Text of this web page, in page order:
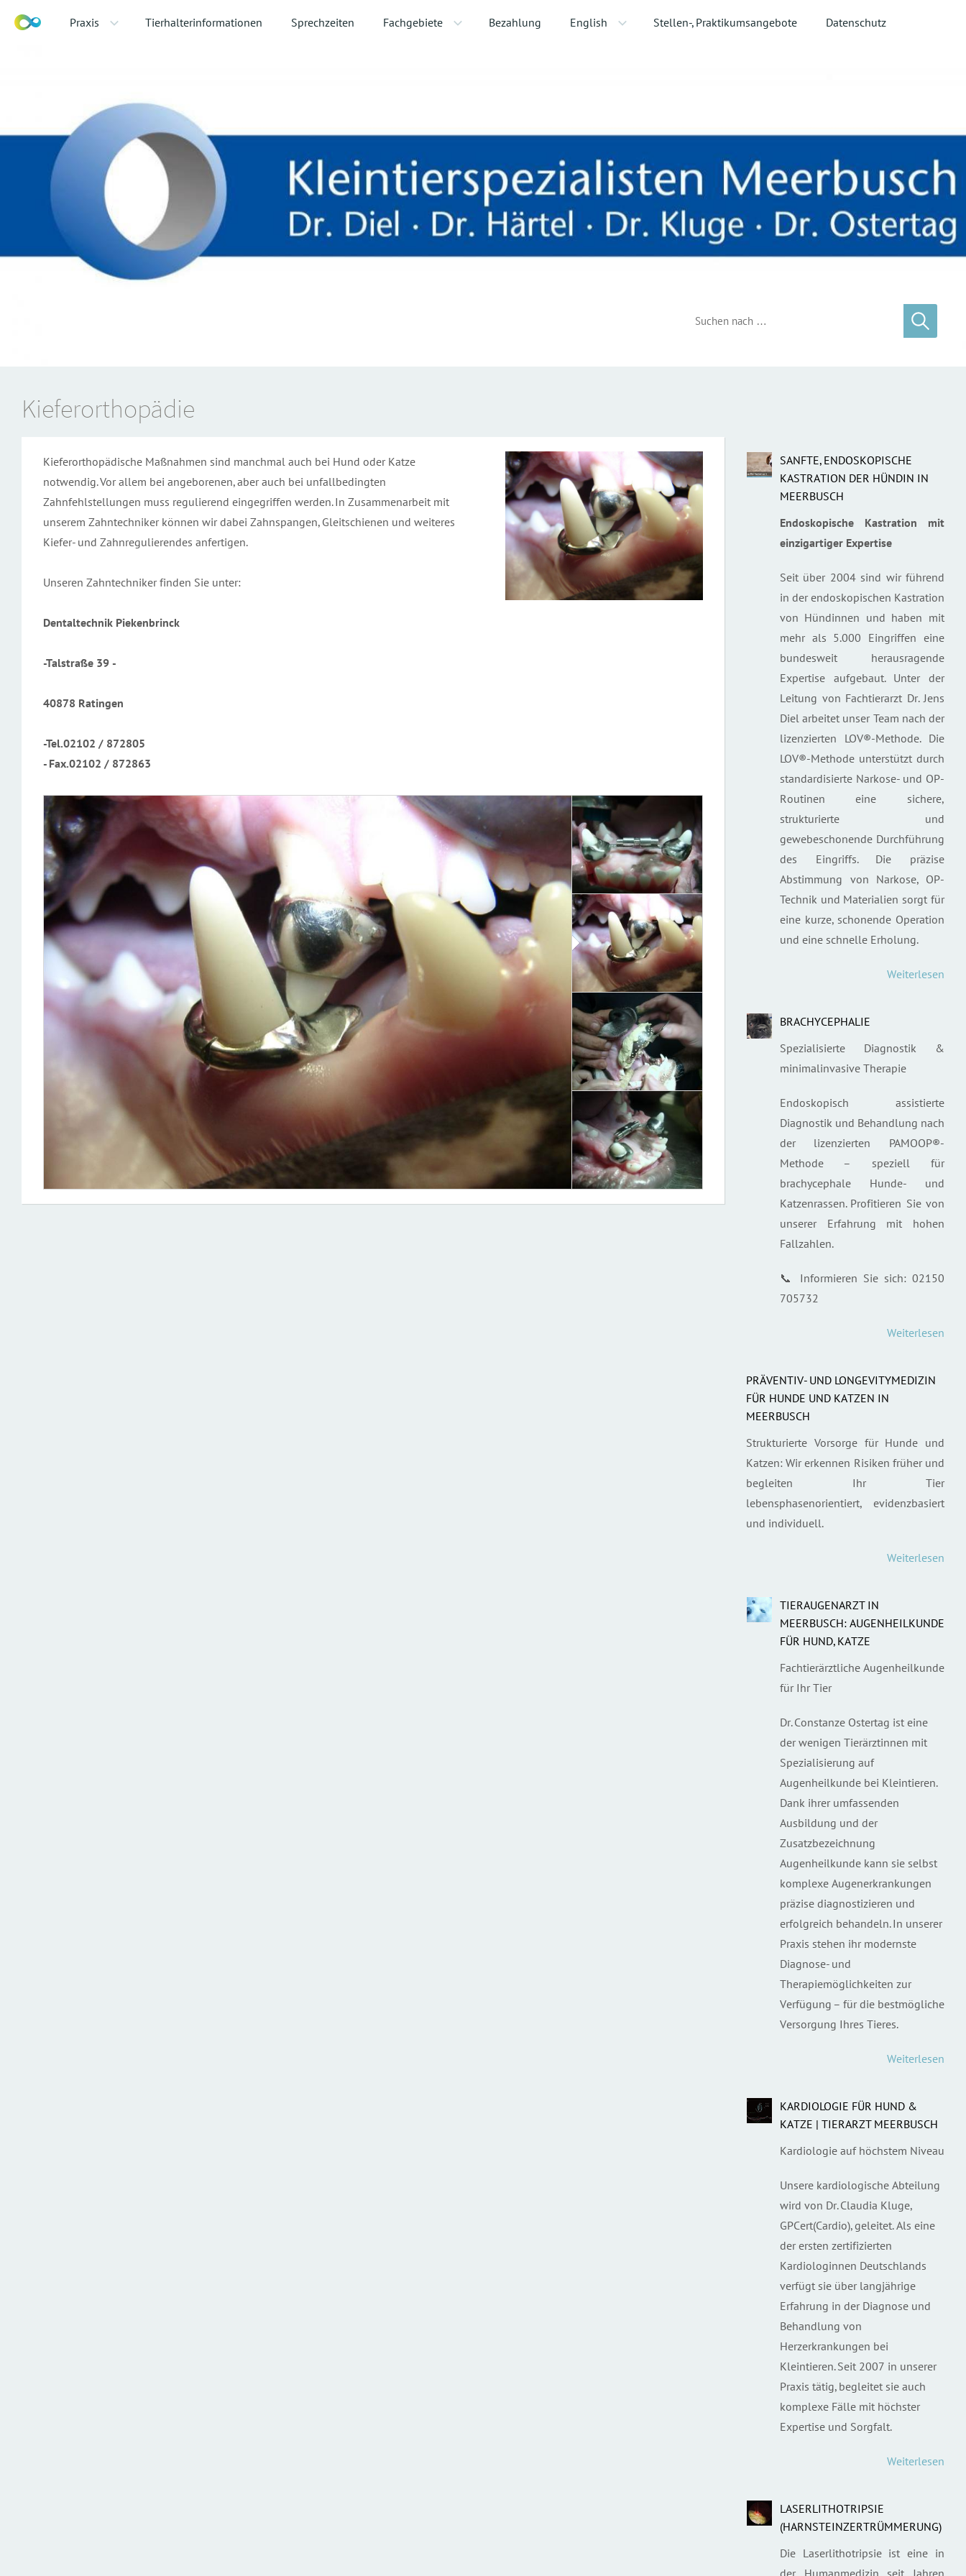
Praxis Tierhalterinformationen Sprechzeiten Fachgebiete Bezahlung English Stellen-, Praktikumsangebote Datenschutz
Kieferorthopädie
Kieferorthopädische Maßnahmen sind manchmal auch bei Hund oder Katze
notwendig. Vor allem bei angeborenen, aber auch bei unfallbedingten
Zahnfehlstellungen muss regulierend eingegriffen werden. In Zusammenarbeit mit
unserem Zahntechniker können wir dabei Zahnspangen, Gleitschienen und weiteres
Kiefer- und Zahnregulierendes anfertigen.
Unseren Zahntechniker finden Sie unter:
Dentaltechnik Piekenbrinck
-Talstraße 39 -
40878 Ratingen
-Tel.02102 / 872805
- Fax.02102 / 872863
SANFTE, ENDOSKOPISCHE
KASTRATION DER HÜNDIN IN
MEERBUSCH
Endoskopische Kastration mit
einzigartiger Expertise
Seit über 2004 sind wir führend
in der endoskopischen Kastration
von Hündinnen und haben mit
mehr als 5.000 Eingriffen eine
bundesweit herausragende
Expertise aufgebaut. Unter der
Leitung von Fachtierarzt Dr. Jens
Diel arbeitet unser Team nach der
lizenzierten LOV®-Methode. Die
LOV®-Methode unterstützt durch
standardisierte Narkose- und OP-
Routinen eine sichere,
strukturierte und
gewebeschonende Durchführung
des Eingriffs. Die präzise
Abstimmung von Narkose, OP-
Technik und Materialien sorgt für
eine kurze, schonende Operation
und eine schnelle Erholung.
Weiterlesen
BRACHYCEPHALIE
Spezialisierte Diagnostik &
minimalinvasive Therapie
Endoskopisch assistierte
Diagnostik und Behandlung nach
der lizenzierten PAMOOP®-
Methode – speziell für
brachycephale Hunde- und
Katzenrassen. Profitieren Sie von
unserer Erfahrung mit hohen
Fallzahlen.
📞 Informieren Sie sich: 02150
705732
Weiterlesen
PRÄVENTIV- UND LONGEVITYMEDIZIN
FÜR HUNDE UND KATZEN IN
MEERBUSCH
Strukturierte Vorsorge für Hunde und
Katzen: Wir erkennen Risiken früher und
begleiten Ihr Tier
lebensphasenorientiert, evidenzbasiert
und individuell.
Weiterlesen
TIERAUGENARZT IN
MEERBUSCH: AUGENHEILKUNDE
FÜR HUND, KATZE
Fachtierärztliche Augenheilkunde
für Ihr Tier
Dr. Constanze Ostertag ist eine
der wenigen Tierärztinnen mit
Spezialisierung auf
Augenheilkunde bei Kleintieren.
Dank ihrer umfassenden
Ausbildung und der
Zusatzbezeichnung
Augenheilkunde kann sie selbst
komplexe Augenerkrankungen
präzise diagnostizieren und
erfolgreich behandeln. In unserer
Praxis stehen ihr modernste
Diagnose- und
Therapiemöglichkeiten zur
Verfügung – für die bestmögliche
Versorgung Ihres Tieres.
Weiterlesen
KARDIOLOGIE FÜR HUND &
KATZE | TIERARZT MEERBUSCH
Kardiologie auf höchstem Niveau
Unsere kardiologische Abteilung
wird von Dr. Claudia Kluge,
GPCert(Cardio), geleitet. Als eine
der ersten zertifizierten
Kardiologinnen Deutschlands
verfügt sie über langjährige
Erfahrung in der Diagnose und
Behandlung von
Herzerkrankungen bei
Kleintieren. Seit 2007 in unserer
Praxis tätig, begleitet sie auch
komplexe Fälle mit höchster
Expertise und Sorgfalt.
Weiterlesen
LASERLITHOTRIPSIE
(HARNSTEINZERTRÜMMERUNG)
Die Laserlithotripsie ist eine in
der Humanmedizin seit Jahren